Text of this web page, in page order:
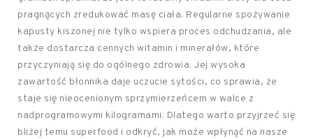
pragnących zredukować masę ciała. Regularne spożywanie
kapusty kiszonej nie tylko wspiera proces odchudzania, ale
także dostarcza cennych witamin i minerałów, które
przyczyniają się do ogólnego zdrowia. Jej wysoka
zawartość błonnika daje uczucie sytości, co sprawia, że
staje się nieocenionym sprzymierzeńcem w walce z
nadprogramowymi kilogramami. Dlatego warto przyjrzeć się
bliżej temu superfood i odkryć, jak może wpłynąć na nasze